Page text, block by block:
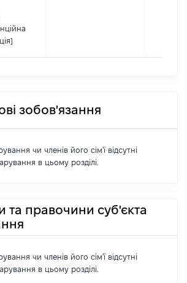
зобов'язання
чи членів його сім'ї відсутні
в цьому розділі.
та правочини суб'єкта
чи членів його сім'ї відсутні
в цьому розділі.